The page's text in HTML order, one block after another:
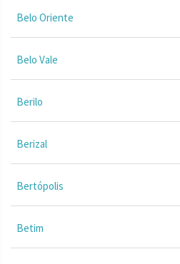
Belo Oriente
Belo Vale
Berilo
Berizal
Bertópolis
Betim